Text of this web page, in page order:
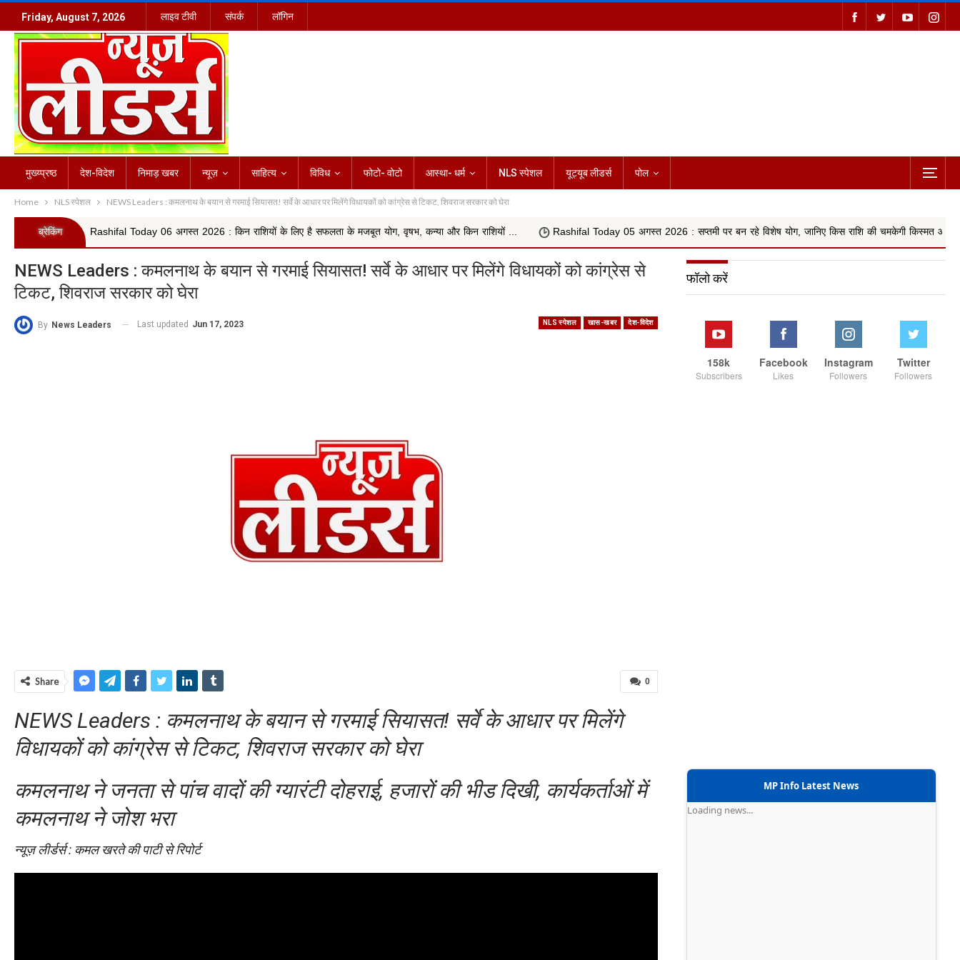
Friday, August 7, 2026 लाइव टीवी संपर्क लॉगिन
मुख्य्प्रष्ठ देश-विदेश निमाड़ खबर न्यूज़ साहित्य विविध फोटो- वोटो आस्था- धर्म NLS स्पेशल यूट्यूब लीडर्स पोल
Home NLS स्पेशल NEWS Leaders : कमलनाथ के बयान से गरमाई सियासत! सर्वे के आधार पर मिलेंगे विधायकों को कांग्रेस से टिकट, शिवराज सरकार को घेरा
ब्रेकिंग
Rashifal Today 06 अगस्त 2026 : किन राशियों के लिए है सफलता के मजबूत योग, वृषभ, कन्या और किन राशियों ... Rashifal Today 05 अगस्त 2026 : सप्तमी पर बन रहे विशेष योग, जानिए किस राशि की चमकेगी किस्मत और किसे ब...
NEWS Leaders : कमलनाथ के बयान से गरमाई सियासत! सर्वे के आधार पर मिलेंगे विधायकों को कांग्रेस से
टिकट, शिवराज सरकार को घेरा
NLS स्पेशल खास-खबर देश-विदेश
By News Leaders Last updated Jun 17, 2023
0
Share
NEWS Leaders : कमलनाथ के बयान से गरमाई सियासत! सर्वे के आधार पर मिलेंगे
विधायकों को कांग्रेस से टिकट, शिवराज सरकार को घेरा
कमलनाथ ने जनता से पांच वादों की ग्यारंटी दोहराई, हजारों की भीड दिखी, कार्यकर्ताओं में
कमलनाथ ने जोश भरा
न्यूज़ लीर्डर्स : कमल खरते की पाटी से रिपोर्ट
फॉलो करें
158k
Subscribers
Facebook
Likes
Instagram
Followers
Twitter
Followers
MP Info Latest News
Loading news...